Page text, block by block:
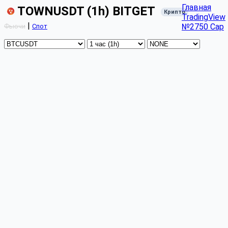
TOWNUSDT (1h) BITGET Крипто
Фьючи | Спот
Главная
TradingView
№2750 Cap